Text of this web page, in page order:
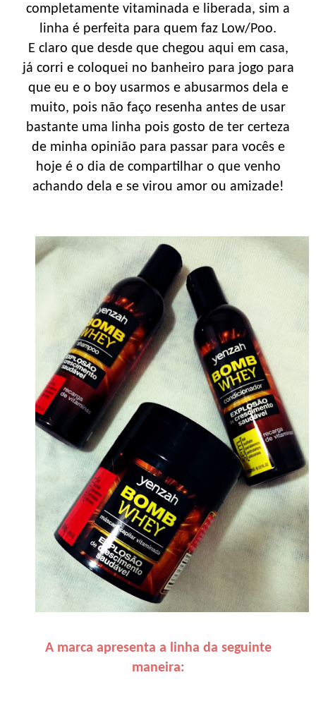
completamente vitaminada e liberada, sim a
linha é perfeita para quem faz Low/Poo.
E claro que desde que chegou aqui em casa,
já corri e coloquei no banheiro para jogo para
que eu e o boy usarmos e abusarmos dela e
muito, pois não faço resenha antes de usar
bastante uma linha pois gosto de ter certeza
de minha opinião para passar para vocês e
hoje é o dia de compartilhar o que venho
achando dela e se virou amor ou amizade!
A marca apresenta a linha da seguinte
maneira: